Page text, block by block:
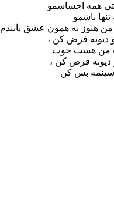
همه احساسمو
باشمو
من هنوز به همون عشق پابندم
دیونه فرض کن ،
من هست خوب
فرض کن ،
سینمه بس کن